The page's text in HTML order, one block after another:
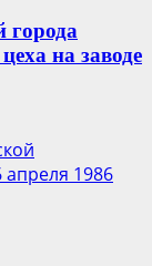
города
на заводе
апреля 1986